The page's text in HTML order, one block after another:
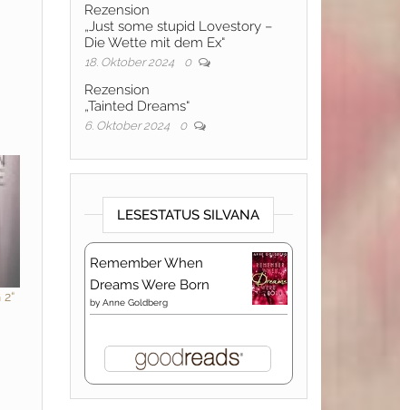
Rezension
„Just some stupid Lovestory –
Die Wette mit dem Ex“
18. Oktober 2024 0
Rezension
„Tainted Dreams“
6. Oktober 2024 0
LESESTATUS SILVANA
Remember When
Dreams Were Born
by Anne Goldberg